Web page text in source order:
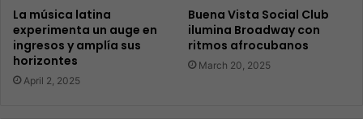
La música latina
experimenta un auge en
ingresos y amplía sus
horizontes
April 2, 2025
Buena Vista Social Club
ilumina Broadway con
ritmos afrocubanos
March 20, 2025